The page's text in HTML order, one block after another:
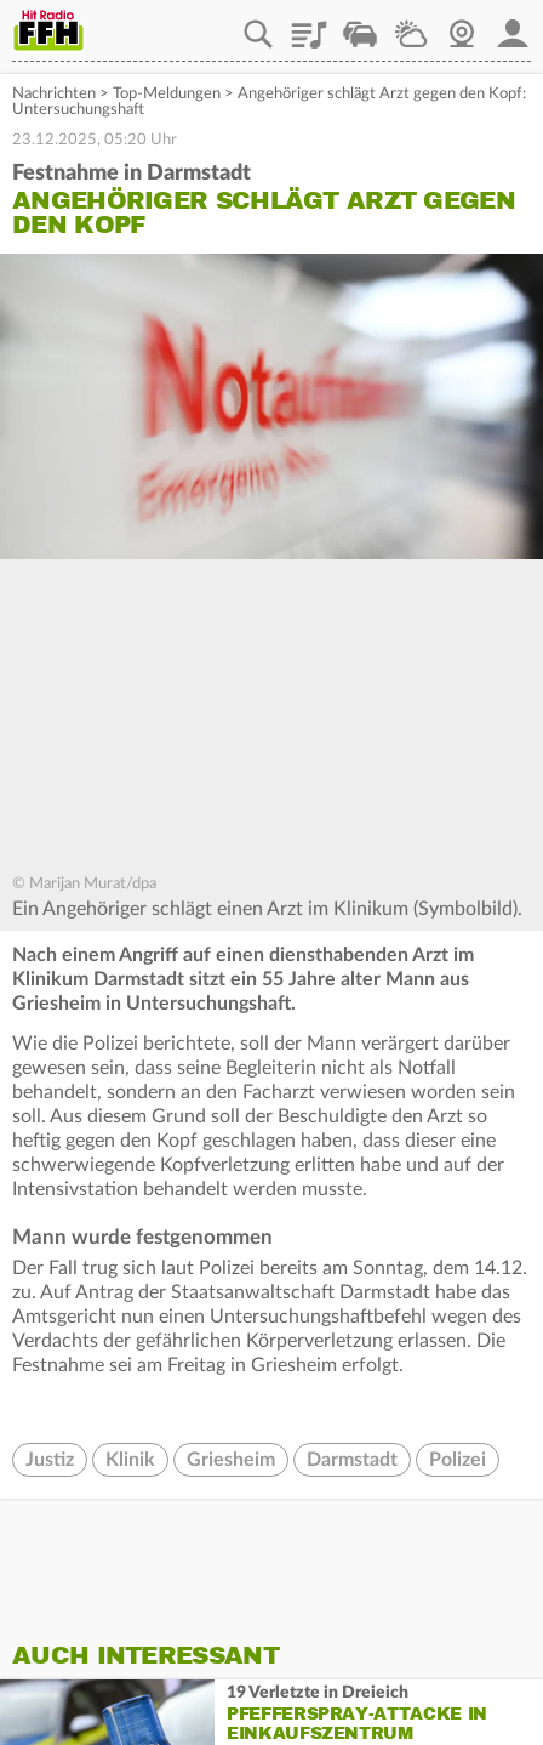
PlaylistStaupilotWetterWebcam
Nachrichten > Top-Meldungen > Angehöriger schlägt Arzt gegen den Kopf:
Untersuchungshaft
23.12.2025, 05:20 Uhr
Festnahme in Darmstadt
ANGEHÖRIGER SCHLÄGT ARZT GEGEN
DEN KOPF
© Marijan Murat/dpa
Ein Angehöriger schlägt einen Arzt im Klinikum (Symbolbild).
Nach einem Angriff auf einen diensthabenden Arzt im
Klinikum Darmstadt sitzt ein 55 Jahre alter Mann aus
Griesheim in Untersuchungshaft.
Wie die Polizei berichtete, soll der Mann verärgert darüber
gewesen sein, dass seine Begleiterin nicht als Notfall
behandelt, sondern an den Facharzt verwiesen worden sein
soll. Aus diesem Grund soll der Beschuldigte den Arzt so
heftig gegen den Kopf geschlagen haben, dass dieser eine
schwerwiegende Kopfverletzung erlitten habe und auf der
Intensivstation behandelt werden musste.
Mann wurde festgenommen
Der Fall trug sich laut Polizei bereits am Sonntag, dem 14.12.
zu. Auf Antrag der Staatsanwaltschaft Darmstadt habe das
Amtsgericht nun einen Untersuchungshaftbefehl wegen des
Verdachts der gefährlichen Körperverletzung erlassen. Die
Festnahme sei am Freitag in Griesheim erfolgt.
Justiz Klinik Griesheim Darmstadt Polizei
AUCH INTERESSANT
19 Verletzte in Dreieich
PFEFFERSPRAY-ATTACKE IN
EINKAUFSZENTRUM